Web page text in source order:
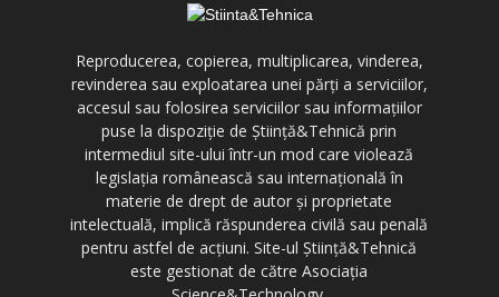
Reproducerea, copierea, multiplicarea, vinderea,
revinderea sau exploatarea unei părți a serviciilor,
accesul sau folosirea serviciilor sau informațiilor
puse la dispoziție de Știință&Tehnică prin
intermediul site-ului într-un mod care violează
legislația românească sau internațională în
materie de drept de autor și proprietate
intelectuală, implică răspunderea civilă sau penală
pentru astfel de acțiuni. Site-ul Știință&Tehnică
este gestionat de către Asociația